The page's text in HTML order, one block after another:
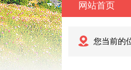
网站首页
您当前的